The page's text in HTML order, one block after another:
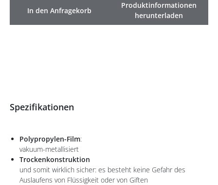
In den Anfragekorb
Produktinformationen
herunterladen
Spezifikationen
Polypropylen-Film:
vakuum-metallisiert
Trockenkonstruktion
und somit wirklich sicher: es besteht keine Gefahr des
Auslaufens von Flüssigkeit oder von Giften